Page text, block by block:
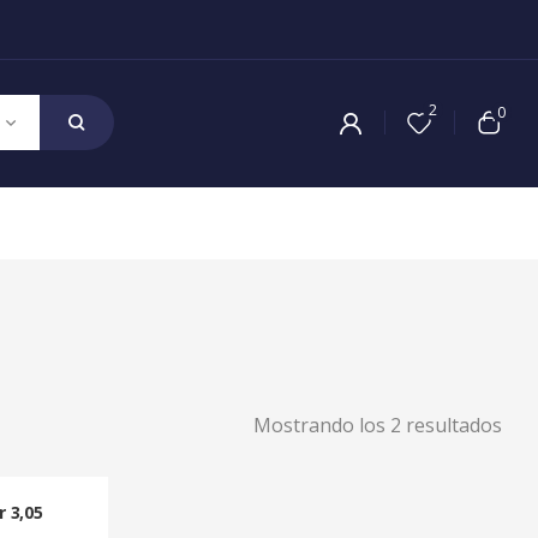
2 0
Mostrando los 2 resultados
3,05